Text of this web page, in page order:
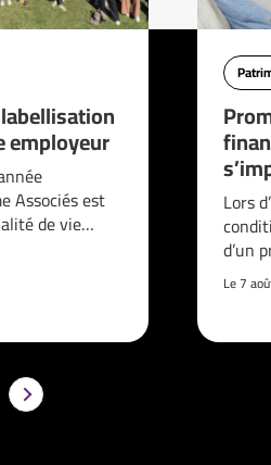
employeur
Associés est
de vie…
Lors
d’un
Le 7